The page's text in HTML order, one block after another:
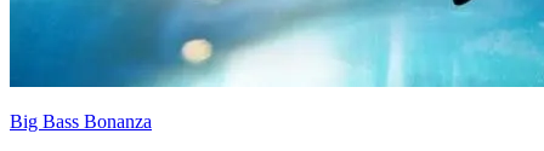
Big Bass Bonanza